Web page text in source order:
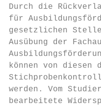
Durch die
für
gesetzlichen
Ausübung der
können von
werden. Vom
bearbeitete